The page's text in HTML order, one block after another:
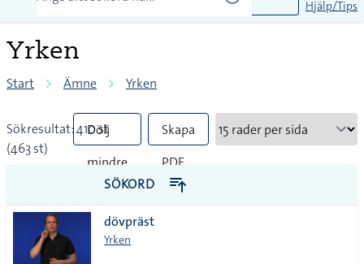
Hjälp/Tips
Yrken
Start Ämne Yrken
Sökresultat: 410 st
(463 st)
Dölj
mindre
tecken
Skapa
PDF
SÖKORD
dövpräst
Yrken